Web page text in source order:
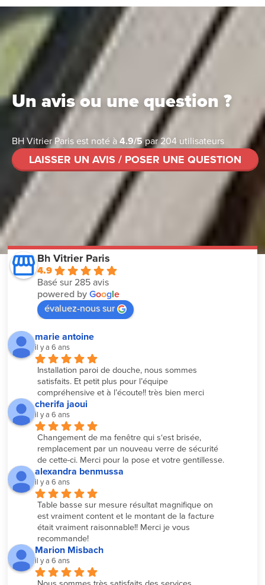
Un avis ou une question ?
BH Vitrier Parisest noté à 4.9/5 par204utilisateurs
LAISSER UN AVIS / POSER UNE QUESTION
Bh Vitrier Paris
4.9
Basé sur 285 avis
powered byGoogle
évaluez-nous sur
marie antoine
il y a 6 ans
Installation paroi de douche, nous sommes
satisfaits. Et petit plus pour l’équipe
compréhensive et à l’écoute!! très bien merci
cherifa jaoui
il y a 6 ans
Changement de ma fenêtre qui s‘est brisée,
remplacement par un nouveau verre de sécurité
de cette-ci. Merci pour la pose et votre gentillesse.
alexandra benmussa
il y a 6 ans
Table basse sur mesure résultat magnifique on
est vraiment content et le montant de la facture
était vraiment raisonnable!! Merci je vous
recommande!
Marion Misbach
il y a 6 ans